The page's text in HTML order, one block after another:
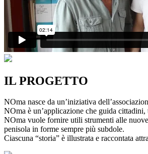
IL PROGETTO
NOma nasce da un’iniziativa
NOma è un’applicazione che guida
NOma vuole fornire utili strumenti alle
penisola in forme sempre più subdole.
Ciascuna “storia” è illustrata e raccontata